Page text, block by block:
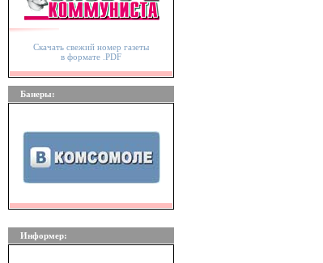
Скачать свежий номер газеты
в формате .PDF
Банеры:
Информер: